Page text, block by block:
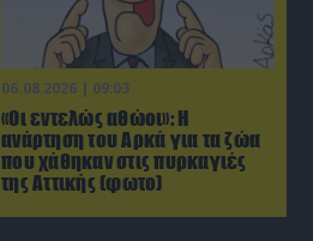
06.08.2026 | 09:03
«Οι εντελώς αθώοι»: Η
ανάρτηση του Αρκά για τα ζώα
που χάθηκαν στις πυρκαγιές
της Αττικής (φωτο)